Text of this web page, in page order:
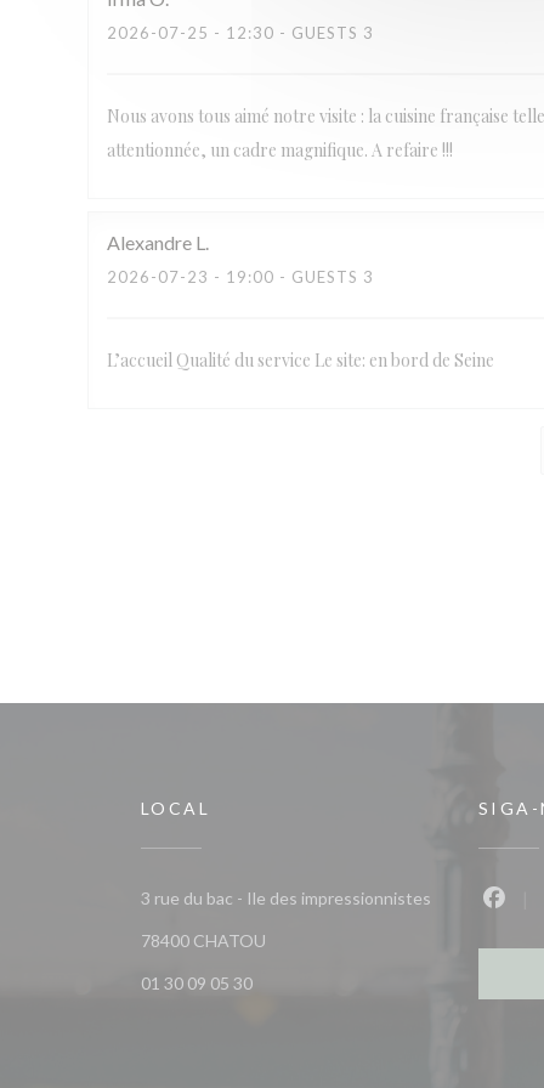
2026-07-25 - 12:30 - GUESTS 3
Nous avons tous aimé notre visite : la cuisine française
attentionnée, un cadre magnifique. A refaire !!!
Alexandre L
2026-07-23 - 19:00 - GUESTS 3
L’accueil Qualité du service Le site: en bord de Seine
LOCAL
3 rue du bac - Ile des impressionnistes
78400 CHATOU((abre numa nova janela))
01 30 09 05 30
SIGA-